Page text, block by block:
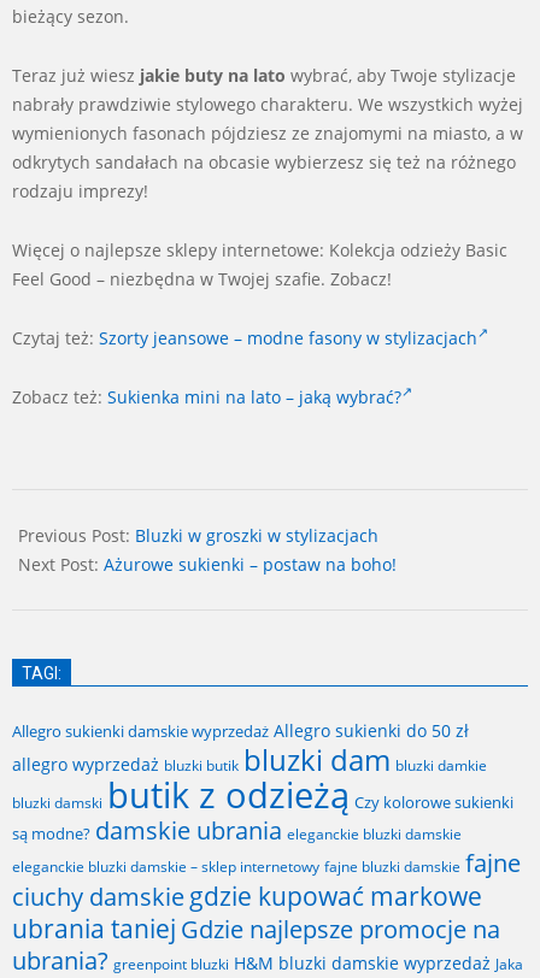
bieżący sezon.
Teraz już wiesz jakie buty na lato wybrać, aby Twoje stylizacje
nabrały prawdziwie stylowego charakteru. We wszystkich wyżej
wymienionych fasonach pójdziesz ze znajomymi na miasto, a w
odkrytych sandałach na obcasie wybierzesz się też na różnego
rodzaju imprezy!
Więcej o najlepsze sklepy internetowe: Kolekcja odzieży Basic
Feel Good – niezbędna w Twojej szafie. Zobacz!
Czytaj też: Szorty jeansowe – modne fasony w stylizacjach
Zobacz też: Sukienka mini na lato – jaką wybrać?
05-
13
Previous Post: Bluzki w groszki w stylizacjach
Next Post: Ażurowe sukienki – postaw na boho!
TAGI:
Allegro sukienki damskie wyprzedaż Allegro sukienki do 50 zł
allegro wyprzedaż bluzki butik bluzki dam bluzki damkie
bluzki damski butik z odzieżą Czy kolorowe sukienki
są modne? damskie ubrania eleganckie bluzki damskie
eleganckie bluzki damskie – sklep internetowy fajne bluzki damskie fajne
ciuchy damskiegdzie kupować markowe
ubrania taniej Gdzie najlepsze promocje na
ubrania? greenpoint bluzki H&M bluzki damskie wyprzedaż Jaka